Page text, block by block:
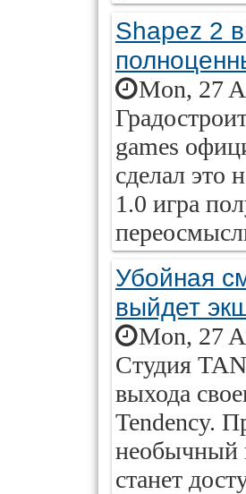
Shapez 2
Mon, 27
games
сделал это
1.0 игра
Убойная
выйдет
Mon, 27
Студия
выхода
Tendency.
необычный
станет